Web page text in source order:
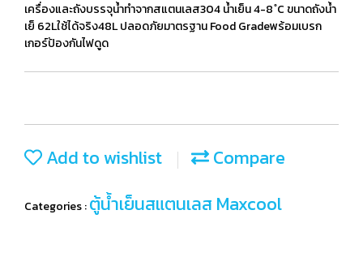
เครื่องและถังบรรจุน้ำทำจากสแตนเลส304 น้ำเย็น 4-8 ํC ขนาดถังน้ำ
เย็ 62Lใช้ได้จริง48L ปลอดภัยมาตรฐาน Food Gradeพร้อมเบรก
เกอร์ป้องกันไฟดูด
Add to wishlist Compare
Categories :ตู้น้ำเย็นสแตนเลส Maxcool